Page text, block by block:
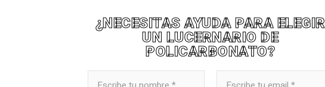
¿NECESITAS AYUDA PARA ELEGIR
UN LUCERNARIO DE
POLICARBONATO?